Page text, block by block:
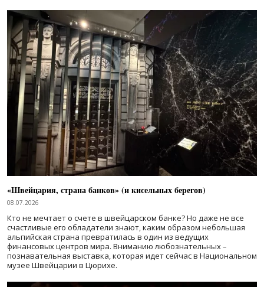
«Швейцария, страна банков» (и кисельных берегов)
08.07.2026
Кто не мечтает о счете в швейцарском банке? Но даже не все
счастливые его обладатели знают, каким образом небольшая
альпийская страна превратилась в один из ведущих
финансовых центров мира. Вниманию любознательных –
познавательная выставка, которая идет сейчас в Национальном
музее Швейцарии в Цюрихе.